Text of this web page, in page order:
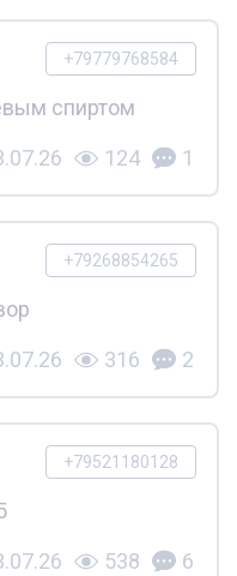
+79779768584
спиртом
124 1
+79268854265
316 2
+79521180128
538 6